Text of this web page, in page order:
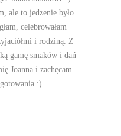
ale to jedzenie było
celebrowałam
i rodziną. Z
gamę smaków i dań
Joanna i zachęcam
:)